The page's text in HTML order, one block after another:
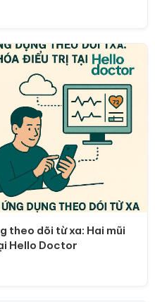
theo dõi từ xa: Hai mũi
Hello Doctor